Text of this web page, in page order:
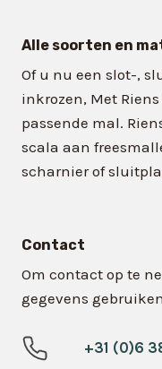
Alle soorten en
Of u nu een slot-,
inkrozen, Met
passende mal.
scala aan
scharnier of
Contact
Om contact op te
gegevens gebruiken
+31 (0)6